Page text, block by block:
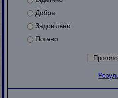
Добре
Задовільно
Погано